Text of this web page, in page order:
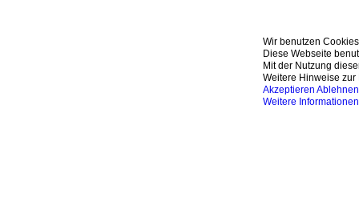
Wir benutzen Cookies
Diese Webseite
Mit der Nutzung
Weitere Hinweise zur
Akzeptieren Ablehnen
Weitere Informationen